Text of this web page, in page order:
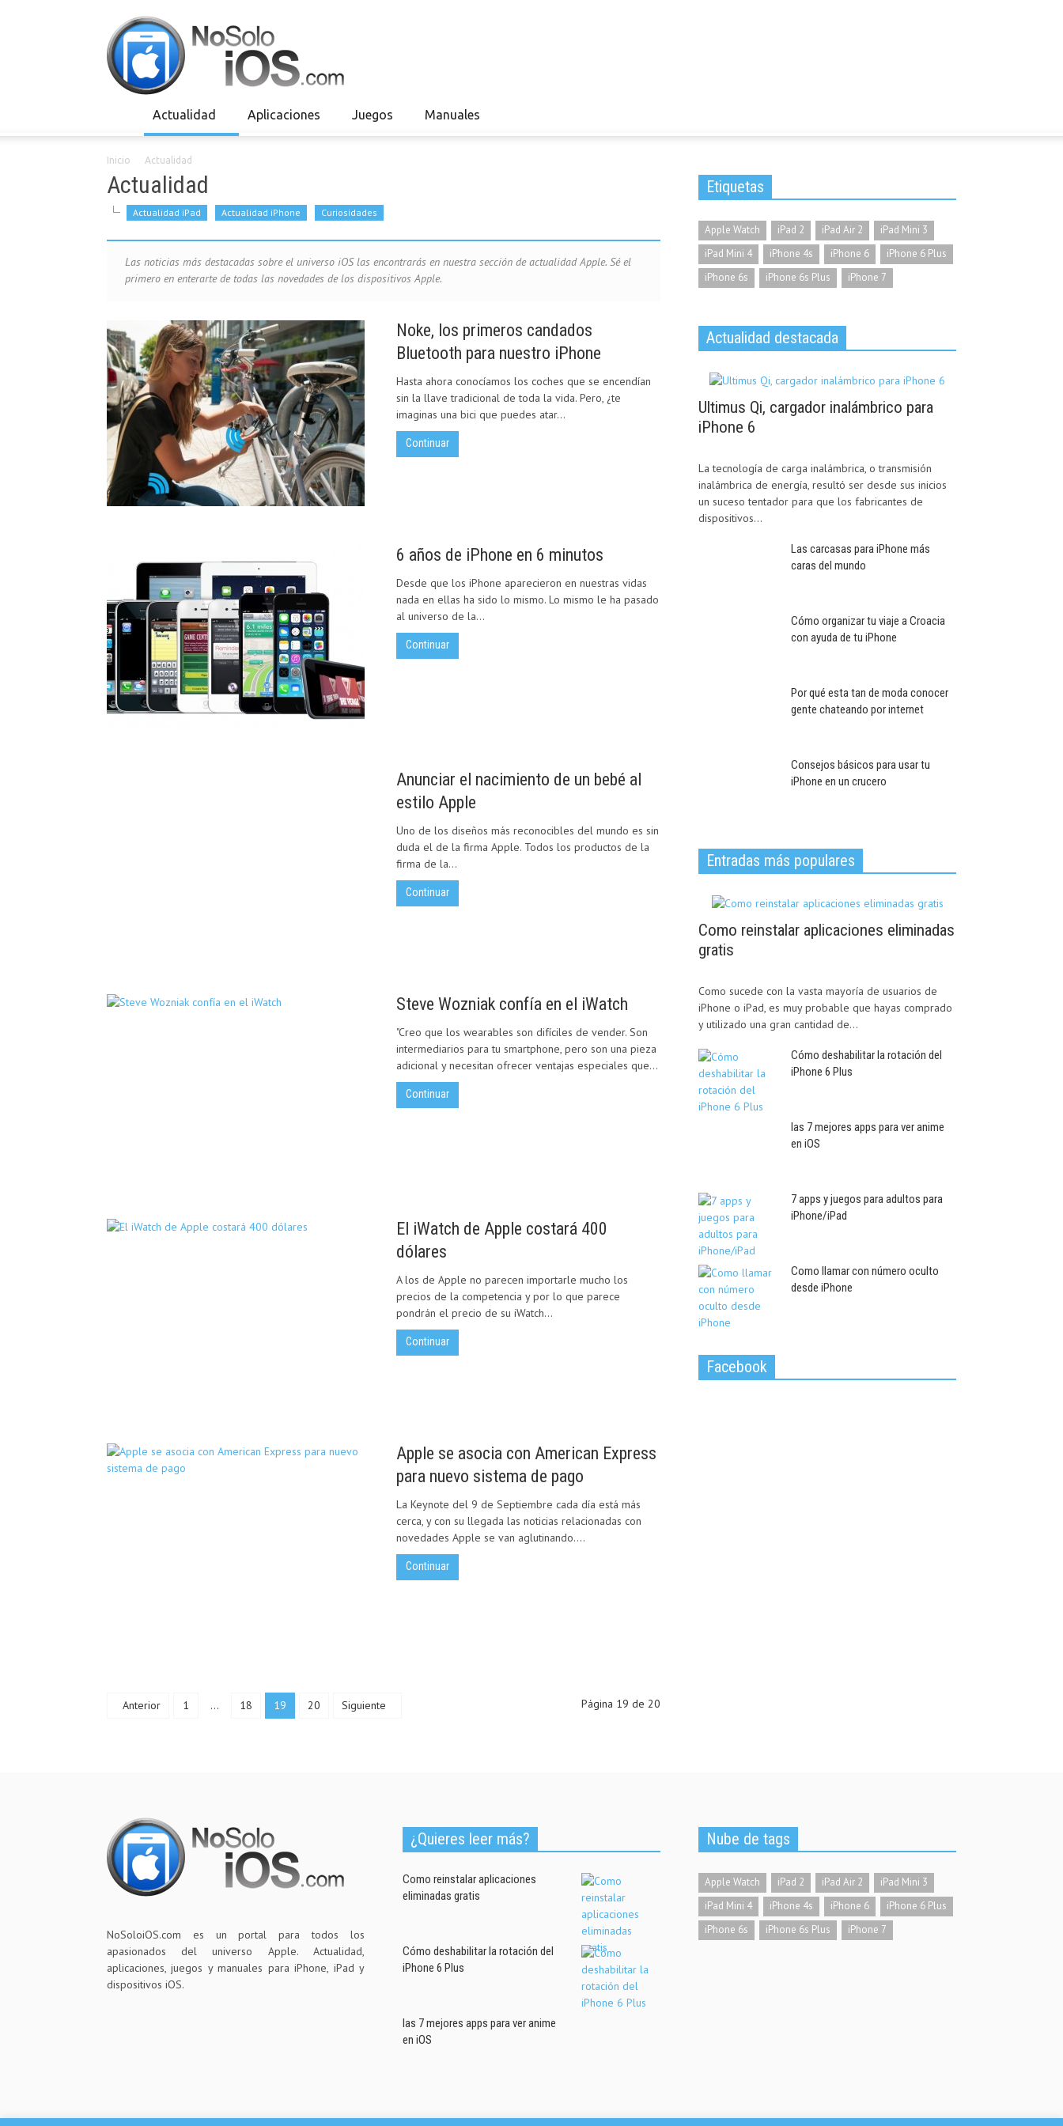
Actualidad Aplicaciones Juegos Manuales
Inicio Actualidad
Actualidad
Actualidad iPad Actualidad iPhone Curiosidades
Las noticias más destacadas sobre el universo iOS las encontrarás en nuestra sección de actualidad Apple. Sé el
primero en enterarte de todas las novedades de los dispositivos Apple.
Noke, los primeros candados
Bluetooth para nuestro iPhone
Hasta ahora conocíamos los coches que se encendían
sin la llave tradicional de toda la vida. Pero, ¿te
imaginas una bici que puedes atar...
Continuar
6 años de iPhone en 6 minutos
Desde que los iPhone aparecieron en nuestras vidas
nada en ellas ha sido lo mismo. Lo mismo le ha pasado
al universo de la...
Continuar
Anunciar el nacimiento de un bebé al
estilo Apple
Uno de los diseños más reconocibles del mundo es sin
duda el de la firma Apple. Todos los productos de la
firma de la...
Continuar
Steve Wozniak confía en el iWatch
"Creo que los wearables son difíciles de vender. Son
intermediarios para tu smartphone, pero son una pieza
adicional y necesitan ofrecer ventajas especiales que...
Continuar
El iWatch de Apple costará 400
dólares
A los de Apple no parecen importarle mucho los
precios de la competencia y por lo que parece
pondrán el precio de su iWatch...
Continuar
Apple se asocia con American Express
para nuevo sistema de pago
La Keynote del 9 de Septiembre cada día está más
cerca, y con su llegada las noticias relacionadas con
novedades Apple se van aglutinando....
Continuar
Anterior 1 ... 18 19 20 Siguiente Página 19 de 20
Etiquetas
Apple Watch iPad 2 iPad Air 2
iPad Mini 3
iPad Mini 4
iPhone 4s iPhone 6
iPhone 6 Plus
iPhone 6s
iPhone 6s Plus iPhone 7
Actualidad destacada
Ultimus Qi, cargador inalámbrico para
iPhone 6
La tecnología de carga inalámbrica, o transmisión
inalámbrica de energía, resultó ser desde sus inicios
un suceso tentador para que los fabricantes de
dispositivos...
Las carcasas para iPhone más
caras del mundo
Cómo organizar tu viaje a Croacia
con ayuda de tu iPhone
Por qué esta tan de moda conocer
gente chateando por internet
Consejos básicos para usar tu
iPhone en un crucero
Entradas más populares
Como reinstalar aplicaciones eliminadas
gratis
Como sucede con la vasta mayoría de usuarios de
iPhone o iPad, es muy probable que hayas comprado
y utilizado una gran cantidad de...
Cómo deshabilitar la rotación del
iPhone 6 Plus
las 7 mejores apps para ver anime
en iOS
7 apps y juegos para adultos para
iPhone/iPad
Como llamar con número oculto
desde iPhone
Facebook
NoSoloiOS.com es un portal para todos los
apasionados del universo Apple. Actualidad,
aplicaciones, juegos y manuales para iPhone, iPad y
dispositivos iOS.
¿Quieres leer más?
Como reinstalar aplicaciones
eliminadas gratis
Cómo deshabilitar la rotación del
iPhone 6 Plus
las 7 mejores apps para ver anime
en iOS
Nube de tags
Apple Watch iPad 2 iPad Air 2
iPad Mini 3
iPad Mini 4
iPhone 4s iPhone 6
iPhone 6 Plus
iPhone 6s
iPhone 6s Plus iPhone 7